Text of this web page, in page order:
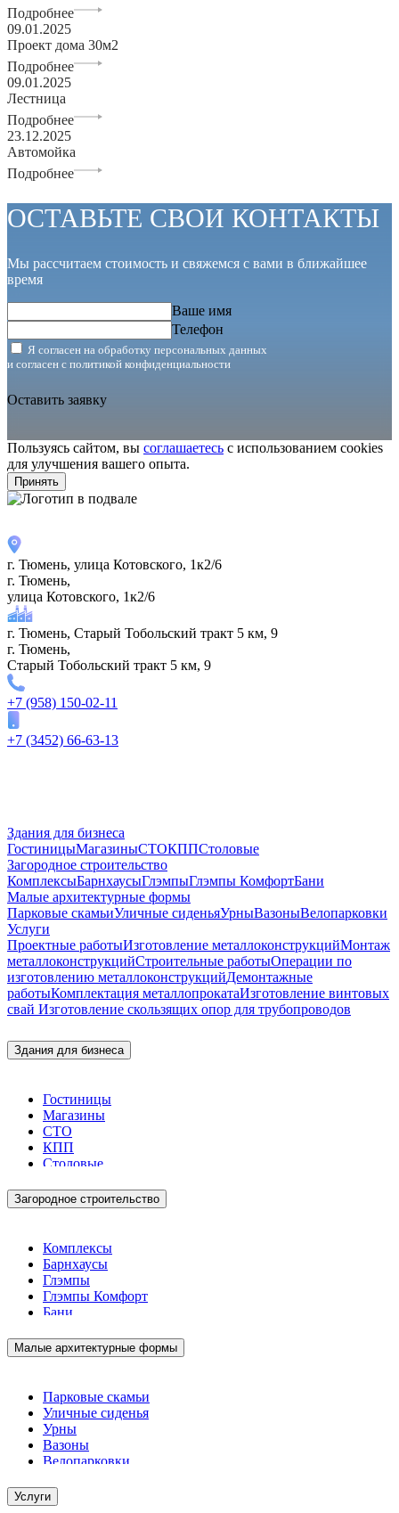
Подробнее
09.01.2025
Проект дома 30м2
Подробнее
09.01.2025
Лестница
Подробнее
23.12.2025
Автомойка
Подробнее
ОСТАВЬТЕ СВОИ КОНТАКТЫ
Мы рассчитаем стоимость и свяжемся с вами в ближайшее
время
Ваше имя
Телефон
Я согласен на обработку персональных данных
и согласен с политикой конфиденциальности
Оставить заявку
Пользуясь сайтом, вы соглашаетесь с использованием cookies
для улучшения вашего опыта.
Принять
г. Тюмень, улица Котовского, 1к2/6
г. Тюмень,
улица Котовского, 1к2/6
г. Тюмень, Старый Тобольский тракт 5 км, 9
г. Тюмень,
Старый Тобольский тракт 5 км, 9
+7 (958) 150-02-11
+7 (3452) 66-63-13
Здания для бизнеса
ГостиницыМагазиныСТОКППСтоловые
Загородное строительство
КомплексыБарнхаусыГлэмпыГлэмпы КомфортБани
Малые архитектурные формы
Парковые скамьиУличные сиденьяУрныВазоныВелопарковки
Услуги
Проектные работыИзготовление металлоконструкцийМонтаж
металлоконструкцийСтроительные работыОперации по
изготовлению металлоконструкцийДемонтажные
работыКомплектация металлопрокатаИзготовление винтовых
свай Изготовление скользящих опор для трубопроводов
Здания для бизнеса
Гостиницы
Магазины
СТО
КПП
Столовые
Загородное строительство
Комплексы
Барнхаусы
Глэмпы
Глэмпы Комфорт
Бани
Малые архитектурные формы
Парковые скамьи
Уличные сиденья
Урны
Вазоны
Велопарковки
Услуги